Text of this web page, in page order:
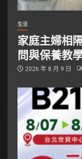
生活
家庭主婦相
問與保養教
2026 年 8 月 9 日